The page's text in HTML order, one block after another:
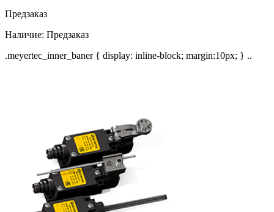
Предзаказ
Наличие: Предзаказ
.meyertec_inner_baner { display: inline-block; margin:10px; } ..